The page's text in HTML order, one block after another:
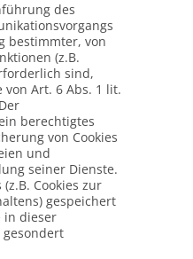
des
bestimmter, von
(z.B.
sind,
Art. 6 Abs. 1 lit.
berechtigtes
von Cookies
und
seiner Dienste.
Cookies zur
gespeichert
in dieser